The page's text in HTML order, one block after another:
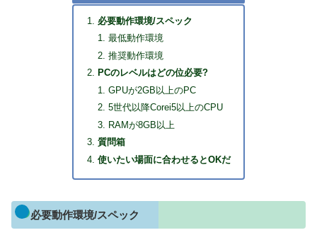
必要動作環境/スペック
最低動作環境
推奨動作環境
PCのレベルはどの位必要?
GPUが2GB以上のPC
5世代以降Corei5以上のCPU
RAMが8GB以上
質問箱
使いたい場面に合わせるとOKだ
必要動作環境/スペック